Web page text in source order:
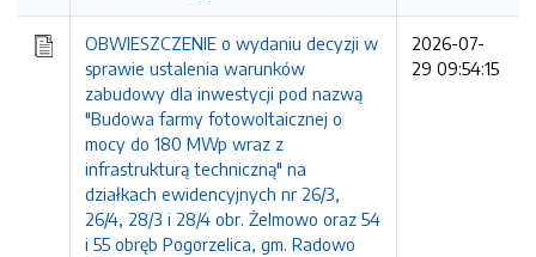
OBWIESZCZENIE o wydaniu decyzji w
sprawie ustalenia warunków
zabudowy dla inwestycji pod nazwą
"Budowa farmy fotowoltaicznej o
mocy do 180 MWp wraz z
infrastrukturą techniczną" na
działkach ewidencyjnych nr 26/3,
26/4, 28/3 i 28/4 obr. Żelmowo oraz 54
i 55 obręb Pogorzelica, gm. Radowo
2026-07-
29 09:54:15